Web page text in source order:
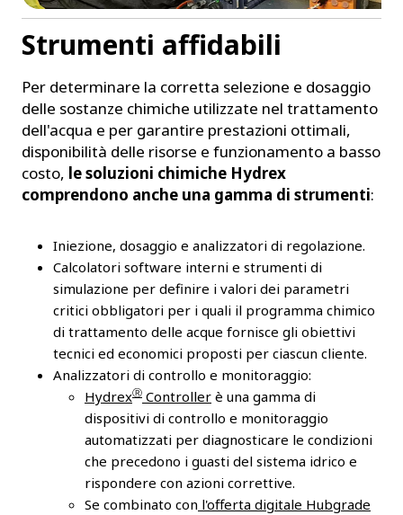
Strumenti affidabili
Per determinare la corretta selezione e dosaggio
delle sostanze chimiche utilizzate nel trattamento
dell'acqua e per garantire prestazioni ottimali,
disponibilità delle risorse e funzionamento a basso
costo, le soluzioni chimiche Hydrex
comprendono anche una gamma di strumenti:
Iniezione, dosaggio e analizzatori di regolazione.
Calcolatori software interni e strumenti di
simulazione per definire i valori dei parametri
critici obbligatori per i quali il programma chimico
di trattamento delle acque fornisce gli obiettivi
tecnici ed economici proposti per ciascun cliente.
Analizzatori di controllo e monitoraggio:
HydrexⓇ Controller è una gamma di
dispositivi di controllo e monitoraggio
automatizzati per diagnosticare le condizioni
che precedono i guasti del sistema idrico e
rispondere con azioni correttive.
Se combinato con l'offerta digitale Hubgrade